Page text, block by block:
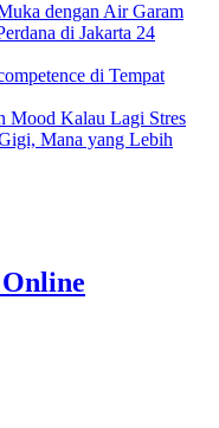
dengan Air Garam
di Jakarta 24
di Tempat
Mood Kalau Lagi Stres
Mana yang Lebih